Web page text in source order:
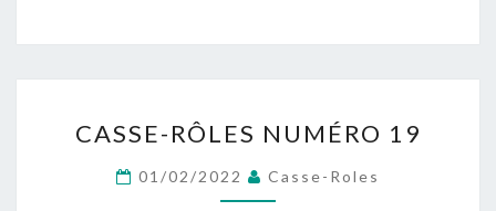
RÔLES
NUMÉRO
19
CASSE-RÔLES NUMÉRO 19
01/02/2022 Casse-Roles